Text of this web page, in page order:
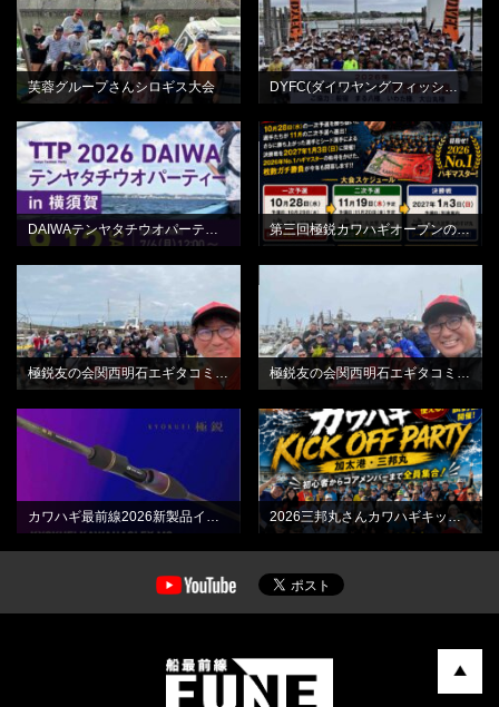
芙蓉グループさんシロギス大会 DYFC(ダイワヤングフィッシングクラブ)平和島
BLOG
DAIWAテンヤタチウオパーティーin横須賀
BLOG
第三回極鋭カワハギオープンのご案内
極鋭友の会関西明石エギタコミーティング最終日 極鋭友の会関西明石エギタコミーティング初日
BLOG BLOG
2026三邦丸さんカワハギキックオフPARTY